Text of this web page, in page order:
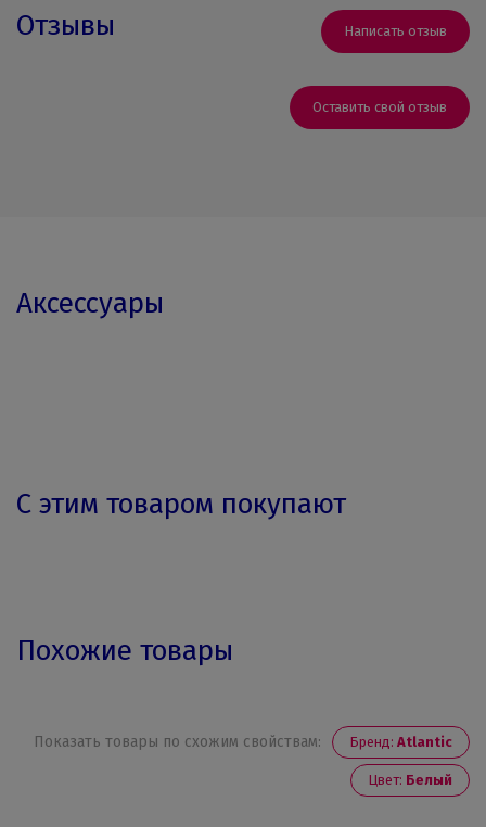
Отзывы Написать отзыв
Оставить свой отзыв
Аксессуары
С этим товаром покупают
Похожие товары
Показать товары по схожим свойствам: Бренд: Atlantic
Цвет: Белый